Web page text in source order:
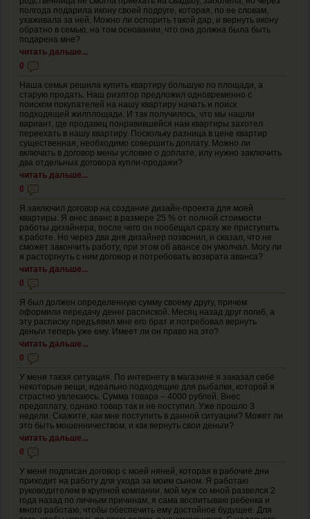
полгода подарила икону своей подруге, которая, по ее словам,
ухаживала за ней. Можно ли оспорить такой дар, и вернуть икону
обратно в семью, на том основании, что она должна была быть
подарена мне?
читать дальше...
0
Наша семья решила купить квартиру большую по площади, а
старую продать. Наш риэлтор предложил одновременно с
поиском покупателей на нашу квартиру начать и поиск
подходящей жилплощади. И так получилось, что мы нашли
вариант, где продавец понравившейся нам квартиры захотел
переехать в нашу квартиру. Поскольку разница в цене квартир
существенная, необходимо совершить доплату. Можно ли
включать в договор мены условие о доплате, илу нужно заключить
два отдельных договора купли-продажи?
читать дальше...
0
Я заключил договор на создание дизайн-проекта для моей
квартиры. Я внес аванс в размере 25 % от полной стоимости
работы дизайнера, после чего он пообещал сразу же приступить
к работе. Но через два дня дизайнер позвонил, и сказал, что не
сможет закончить работу, при этом об авансе он умолчал. Могу ли
я расторгнуть с ним договор и потребовать возврата аванса?
читать дальше...
0
Я был должен определенную сумму своему другу, причем
оформили передачу денег распиской. Месяц назад друг погиб, а
эту расписку предъявил мне его брат и потребовал вернуть
деньги теперь уже ему. Имеет ли он право на это?
читать дальше...
0
У меня такая ситуация. По интернету в магазине я заказал себе
некоторые вещи, идеально подходящие для рыбалки, которой я
страстно увлекаюсь. Сумма товара – 4000 рублей. Внес
предоплату, однако товар так и не поступил. Уже прошло 3
недели. Скажите, как мне поступить в данной ситуации? Может ли
это быть мошенничеством, и как вернуть свои деньги?
читать дальше...
0
У меня подписан договор с моей няней, которая в рабочие дни
приходит на работу для ухода за моим сыном. Я работаю
руководителем в крупной компании, мой муж со мной развелся 2
года назад по личным причинам, я сама воспитываю ребенка и
много работаю, чтобы обеспечить ему достойное будущее. Для